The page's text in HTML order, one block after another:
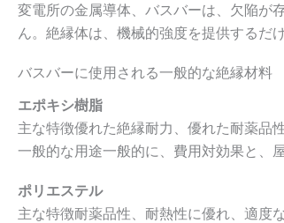
変電所の金属導体、バスバーは、欠陥が
ん。絶縁体は、機械的強度を提供するだ
バスバーに使用される一般的な絶縁材料
エポキシ樹脂
主な特徴優れた絶縁耐力、優れた耐薬品
一般的な用途一般的に、費用対効果と、
ポリエステル
主な特徴耐薬品性、耐熱性に優れ、適度